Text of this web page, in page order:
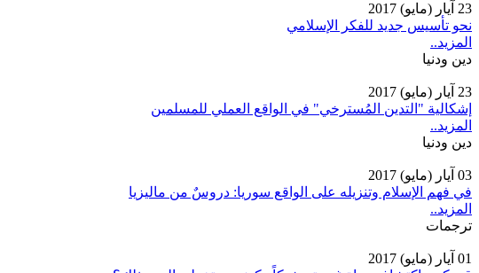
23 آيار (مايو) 2017
نحو تأسيس جديد للفكر الإسلامي
المزيد..
دين ودنيا
23 آيار (مايو) 2017
إشكالية "التدين المُسترخي" في الواقع العملي للمسلمين
المزيد..
دين ودنيا
03 آيار (مايو) 2017
في فهم الإسلام وتنزيله على الواقع سوريا: دروسٌ من ماليزيا
المزيد..
ترجمات
01 آيار (مايو) 2017